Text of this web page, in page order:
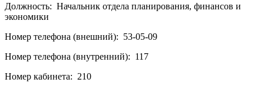
Должность: Начальник отдела планирования, финансов и
экономики
Номер телефона (внешний): 53-05-09
Номер телефона (внутренний): 117
Номер кабинета: 210